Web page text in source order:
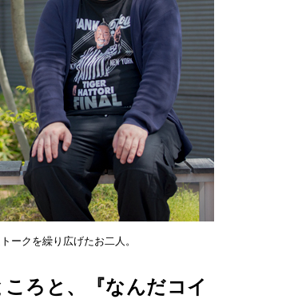
ークを繰り広げたお二人。
ろと、『なんだコイ